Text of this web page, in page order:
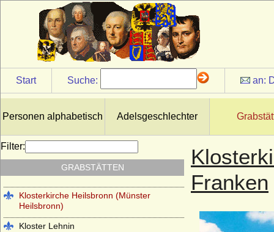
Start Suche: an:
Personen alphabetisch Adelsgeschlechter
Franken
Filter:
GRABSTÄTTEN
Helenen-Paulownen-Mausoleum im
Schlosspark Ludwigslust
Hof- und Stiftskirche St. Gumbert in
Ansbach (Gunbertuskirche Ansbach)
Hohenzollerngruft im Berliner Dom
Johanneskirche Hanau (ehemals
Lutherische Kirche Hanau)
Kapuzinergruft Wien
Kloster Altzella bei Nossen
Kloster Arnsburg (bei Lich in Hessen)
Kloster Chorin
Klosterkirche Heilsbronn (Münster
Heilsbronn)
Kloster Lehnin